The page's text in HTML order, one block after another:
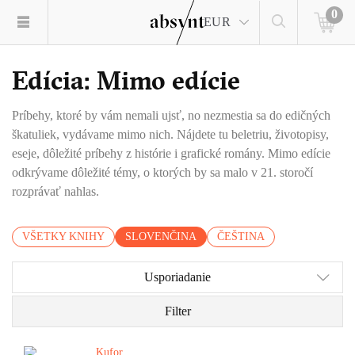
EUR
0
Edícia: Mimo edície
Príbehy, ktoré by vám nemali ujsť, no nezmestia sa do edičných
škatuliek, vydávame mimo nich. Nájdete tu beletriu, životopisy,
eseje, dôležité príbehy z histórie i grafické romány. Mimo edície
odkrývame dôležité témy, o ktorých by sa malo v 21. storočí
rozprávať nahlas.
VŠETKY KNIHY SLOVENČINA ČEŠTINA
Usporiadanie
Filter